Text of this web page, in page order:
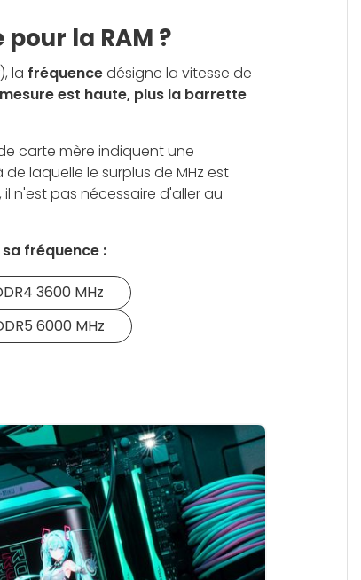
la RAM ?
), la fréquencedésigne la vitesse de
est haute, plus la barrette
carte mère indiquent une
laquelle le surplus de MHz est
n'est pas nécessaire d'aller au
fréquence :
3600 MHz
6000 MHz